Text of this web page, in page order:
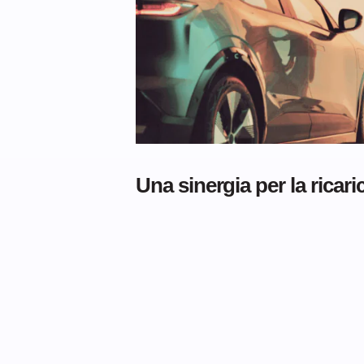
Una sinergia per la